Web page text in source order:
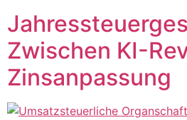
Zwischen KI-
Zinsanpassung